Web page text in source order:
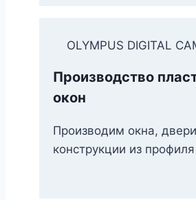
OLYMPUS DIGITAL
Производство
окон
Производим окна,
конструкции из профиля